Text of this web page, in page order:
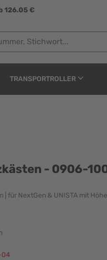
126.05 €
TRANSPORTROLLER
- 0906-
| für NextGen & UNISTA mit
04